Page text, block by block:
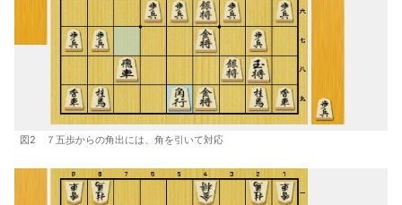
図2 ７五歩からの角出には、角を引いて対応